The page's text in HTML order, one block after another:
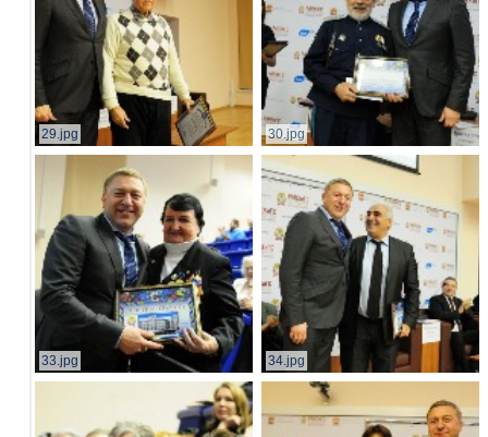
29.jpg 30.jpg
33.jpg 34.jpg